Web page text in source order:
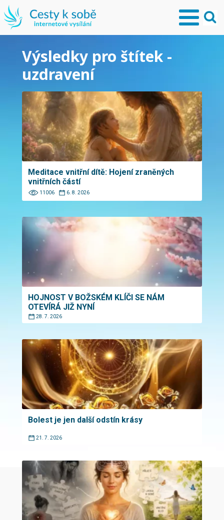
Výsledky pro štítek -
uzdravení
Meditace vnitřní dítě: Hojení zraněných
vnitřních částí
11006 6. 8. 2026
HOJNOST V BOŽSKÉM KLÍČI SE NÁM
OTEVÍRÁ JIŽ NYNÍ
28. 7. 2026
Bolest je jen další odstín krásy
21. 7. 2026